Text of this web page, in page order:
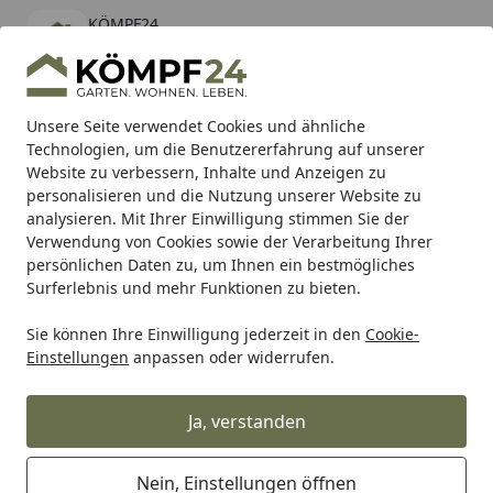
Unsere Seite verwendet Cookies und ähnliche
Technologien, um die Benutzererfahrung auf unserer
Website zu verbessern, Inhalte und Anzeigen zu
personalisieren und die Nutzung unserer Website zu
analysieren. Mit Ihrer Einwilligung stimmen Sie der
Verwendung von Cookies sowie der Verarbeitung Ihrer
persönlichen Daten zu, um Ihnen ein bestmögliches
Surferlebnis und mehr Funktionen zu bieten.
Sie können Ihre Einwilligung jederzeit in den Cookie-
Einstellungen anpassen oder widerrufen.
Ja, verstanden
Nein, Einstellungen öffnen
KÖMPF24
kostenlos - Im App Store
Hotline
Alle Produkte
Mein Konto
Suchen
Karibu Pools inkl. gratis Sandfilteranlage & Pool-
Starterset (Gesamtwert bis 468,99€)
Startseite
Compo Gartendünger Gartenkalk
Compo Gartenkalk
Ihre Artikelübersicht